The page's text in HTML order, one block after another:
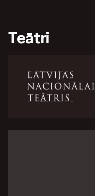
Teātri